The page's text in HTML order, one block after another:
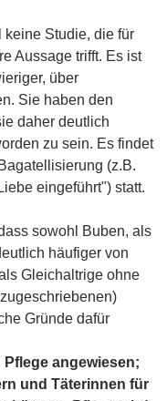
keine Studie, die für
Aussage trifft. Es ist
über
Sie haben den
daher deutlich
zu sein. Es findet
(z.B.
eingeführt") statt.
sowohl Buben, als
häufiger von
Gleichaltrige ohne
Gründe dafür
angewiesen;
und Täterinnen für